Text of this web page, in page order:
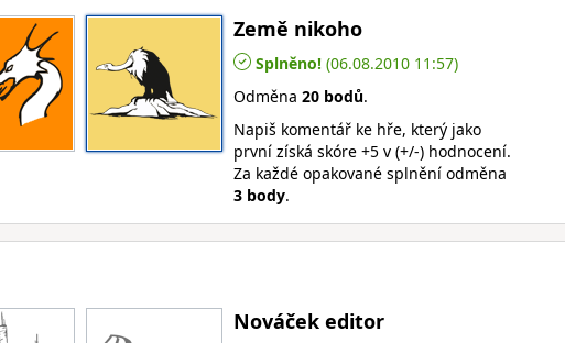
Země nikoho
Splněno! (06.08.2010 11:57)
Odměna 20 bodů.
Napiš komentář ke hře, který jako
první získá skóre +5 v (+/-) hodnocení.
Za každé opakované splnění odměna
3 body.
Nováček editor